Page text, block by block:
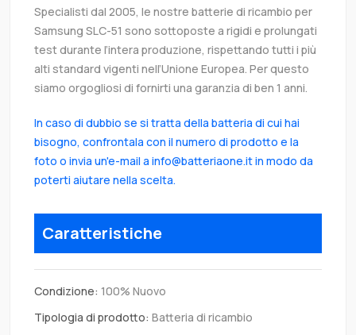
Specialisti dal 2005, le nostre batterie di ricambio per
Samsung SLC-51 sono sottoposte a rigidi e prolungati
test durante l’intera produzione, rispettando tutti i più
alti standard vigenti nell’Unione Europea. Per questo
siamo orgogliosi di fornirti una garanzia di ben 1 anni.
In caso di dubbio se si tratta della batteria di cui hai
bisogno, confrontala con il numero di prodotto e la
foto o invia un'e-mail a info@batteriaone.it in modo da
poterti aiutare nella scelta.
Caratteristiche
Condizione: 100% Nuovo
Tipologia di prodotto: Batteria di ricambio